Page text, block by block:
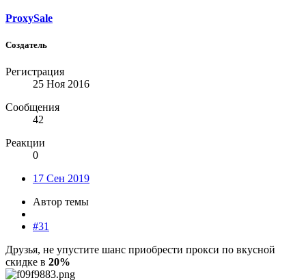
ProxySale
Создатель
Регистрация
25 Ноя 2016
Сообщения
42
Реакции
0
17 Сен 2019
Автор темы
#31
Друзья, не упустите шанс приобрести прокси по вкусной
скидке в 20%